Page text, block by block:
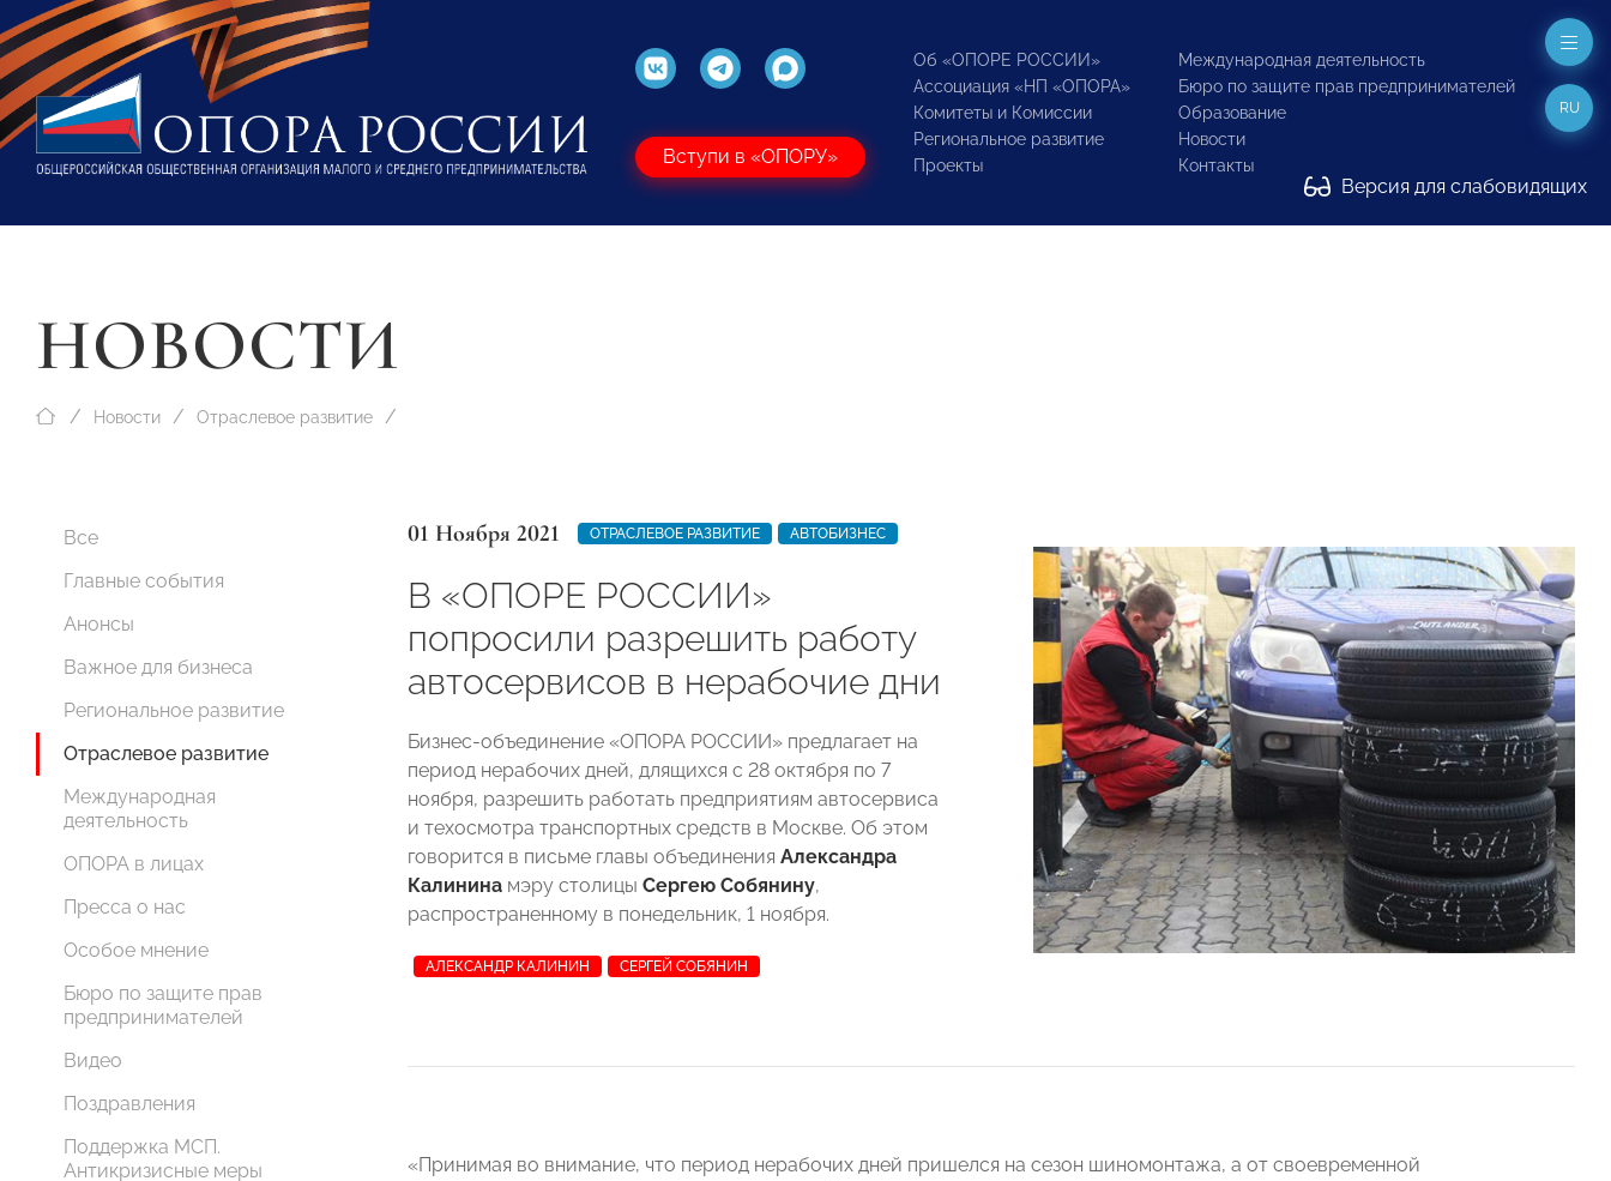
Вступи в «ОПОРУ»
Об «ОПОРЕ РОССИИ»
Ассоциация «НП «ОПОРА»
Комитеты и Комиссии
Региональное развитие
Проекты
Международная деятельность
Бюро по защите прав предпринимателей
Образование
Новости
Контакты
Версия для слабовидящих
RU
НОВОСТИ
Новости Отраслевое развитие
Все
Главные события
Анонсы
Важное для бизнеса
Региональное развитие
Отраслевое развитие
Международная
деятельность
ОПОРА в лицах
Пресса о нас
Особое мнение
Бюро по защите прав
предпринимателей
Видео
Поздравления
Поддержка МСП.
Антикризисные меры
01 Ноября 2021 ОТРАСЛЕВОЕ РАЗВИТИЕ АВТОБИЗНЕС
В «ОПОРЕ РОССИИ»
попросили разрешить работу
автосервисов в нерабочие дни
Бизнес-объединение «ОПОРА РОССИИ» предлагает на
период нерабочих дней, длящихся с 28 октября по 7
ноября, разрешить работать предприятиям автосервиса
и техосмотра транспортных средств в Москве. Об этом
говорится в письме главы объединения Александра
Калинина мэру столицы Сергею Собянину,
распространенному в понедельник, 1 ноября.
АЛЕКСАНДР КАЛИНИН СЕРГЕЙ СОБЯНИН
«Принимая во внимание, что период нерабочих дней пришелся на сезон шиномонтажа, а от своевременной